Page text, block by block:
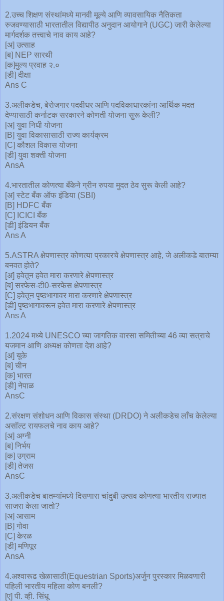
2.उच्च शिक्षण संस्थांमध्ये मानवी मूल्ये आणि व्यावसायिक नैतिकता
रुजवण्यासाठी भारतातील विद्यापीठ अनुदान आयोगाने (UGC) जारी केलेल्या
मार्गदर्शक तत्त्वाचे नाव काय आहे?
[अ] उत्साह
[ब] NEP सारथी
[क]मुल्य प्रवाह २.०
[डी] दीक्षा
Ans C
3.अलीकडेच, बेरोजगार पदवीधर आणि पदविकाधारकांना आर्थिक मदत
देण्यासाठी कर्नाटक सरकारने कोणती योजना सुरू केली?
[अ] युवा निधी योजना
[B] युवा विकासासाठी राज्य कार्यक्रम
[C] कौशल विकास योजना
[डी] युवा शक्ती योजना
AnsA
4.भारतातील कोणत्या बँकेने ग्रीन रुपया मुदत ठेव सुरू केली आहे?
[अ] स्टेट बँक ऑफ इंडिया (SBI)
[B] HDFC बँक
[C] ICICI बँक
[डी] इंडियन बँक
Ans A
5.ASTRA क्षेपणास्त्र कोणत्या प्रकारचे क्षेपणास्त्र आहे, जे अलीकडे बातम्या
बनवत होते?
[अ] हवेतून हवेत मारा करणारे क्षेपणास्त्र
[ब] सरफेस-टी0-सरफेस क्षेपणास्त्र
[C] हवेतून पृष्ठभागावर मारा करणारे क्षेपणास्त्र
[डी] पृष्ठभागावरून हवेत मारा करणारे क्षेपणास्त्र
Ans A
1.2024 मध्ये UNESCO च्या जागतिक वारसा समितीच्या 46 व्या सत्राचे
यजमान आणि अध्यक्ष कोणता देश आहे?
[अ] यूके
[ब] चीन
[क] भारत
[डी] नेपाळ
AnsC
2.संरक्षण संशोधन आणि विकास संस्था (DRDO) ने अलीकडेच लाँच केलेल्या
असॉल्ट रायफलचे नाव काय आहे?
[अ] अग्नी
[ब] निर्भय
[क] उग्राम
[डी] तेजस
AnsC
3.अलीकडेच बातम्यांमध्ये दिसणारा चांदुबी उत्सव कोणत्या भारतीय राज्यात
साजरा केला जातो?
[अ] आसाम
[B] गोवा
[C] केरळ
[डी] मणिपूर
AnsA
4.अश्वारूढ खेळासाठी(Equestrian Sports)अर्जुन पुरस्कार मिळवणारी
पहिली भारतीय महिला कोण बनली?
[ए] पी. व्ही. सिंधू